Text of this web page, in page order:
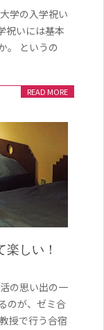
学の入学祝い
祝いには基本
。 というの
READ MORE
しい！
の思い出の一
のが、ゼミ合
授で行う合宿